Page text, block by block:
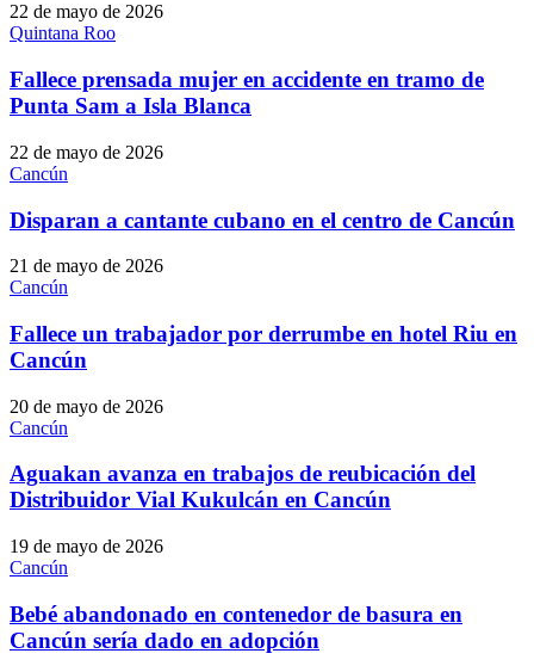
22 de mayo de 2026
Quintana Roo
Fallece prensada mujer en accidente en tramo de
Punta Sam a Isla Blanca
22 de mayo de 2026
Cancún
Disparan a cantante cubano en el centro de Cancún
21 de mayo de 2026
Cancún
Fallece un trabajador por derrumbe en hotel Riu en
Cancún
20 de mayo de 2026
Cancún
Aguakan avanza en trabajos de reubicación del
Distribuidor Vial Kukulcán en Cancún
19 de mayo de 2026
Cancún
Bebé abandonado en contenedor de basura en
Cancún sería dado en adopción